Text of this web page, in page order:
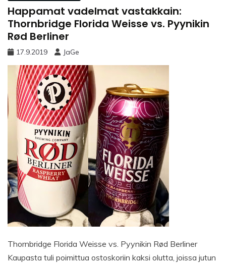
Happamat vadelmat vastakkain:
Thornbridge Florida Weisse vs. Pyynikin
Rød Berliner
17.9.2019 JaGe
Thornbridge Florida Weisse vs. Pyynikin Rød Berliner
Kaupasta tuli poimittua ostoskoriin kaksi olutta, joissa jutun